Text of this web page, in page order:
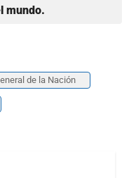
mundo.
de la Nación